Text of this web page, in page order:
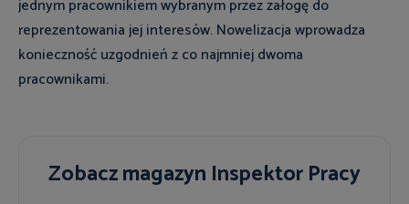
jednym pracownikiem wybranym przez załogę do
reprezentowania jej interesów. Nowelizacja wprowadza
konieczność uzgodnień z co najmniej dwoma
pracownikami.
Zobacz magazyn Inspektor Pracy